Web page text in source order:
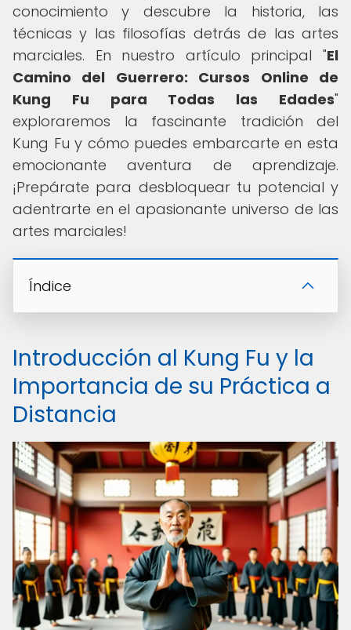
conocimiento y descubre la historia, las
técnicas y las filosofías detrás de las artes
marciales. En nuestro artículo principal "El
Camino del Guerrero: Cursos Online de
Kung Fu para Todas las Edades"
exploraremos la fascinante tradición del
Kung Fu y cómo puedes embarcarte en esta
emocionante aventura de aprendizaje.
¡Prepárate para desbloquear tu potencial y
adentrarte en el apasionante universo de las
artes marciales!
Índice
Introducción al Kung Fu y la
Importancia de su Práctica a
Distancia